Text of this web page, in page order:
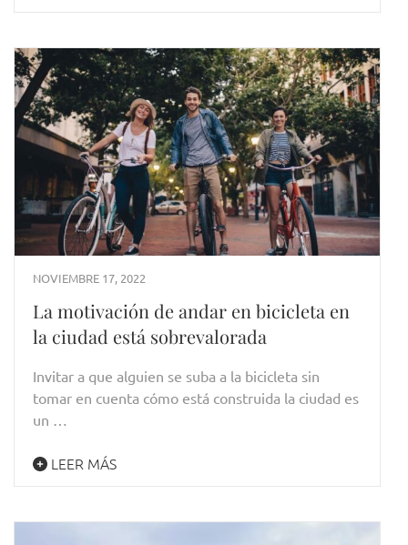
NOVIEMBRE 17, 2022
La motivación de andar en bicicleta en
la ciudad está sobrevalorada
Invitar a que alguien se suba a la bicicleta sin
tomar en cuenta cómo está construida la ciudad es
un …
LEER MÁS